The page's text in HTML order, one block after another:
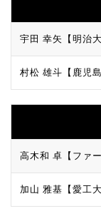
宇田 幸矢【明治
村松 雄斗【鹿児
高木和 卓【ファ
加山 雅基【愛工